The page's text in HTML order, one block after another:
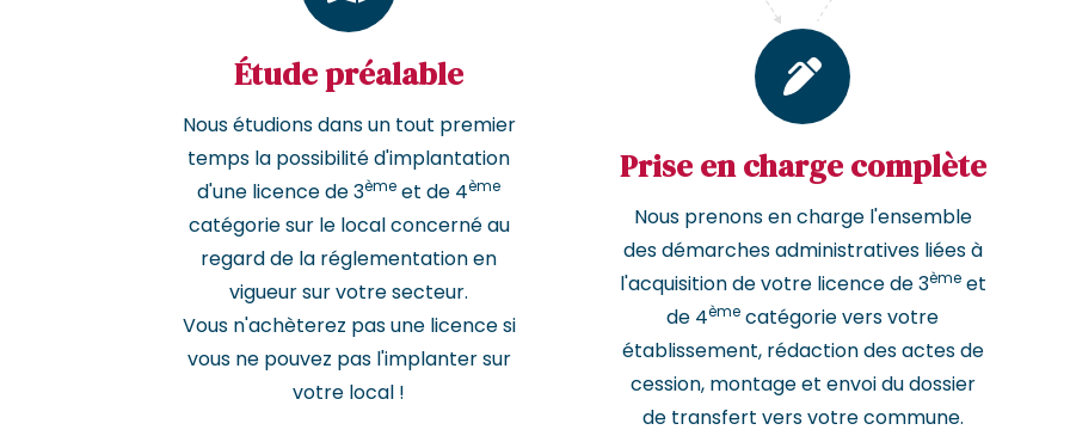
Étude préalable
Nous étudions dans un tout premier
temps la possibilité d'implantation
d'une licence de 3ème et de 4ème
catégorie sur le local concerné au
regard de la réglementation en
vigueur sur votre secteur.
Vous n'achèterez pas une licence si
vous ne pouvez pas l'implanter sur
votre local !
Prise en charge complète
Nous prenons en charge l'ensemble
des démarches administratives liées à
l'acquisition de votre licence de 3èmeet
de 4ème catégorie vers votre
établissement, rédaction des actes de
cession, montage et envoi du dossier
de transfert vers votre commune.